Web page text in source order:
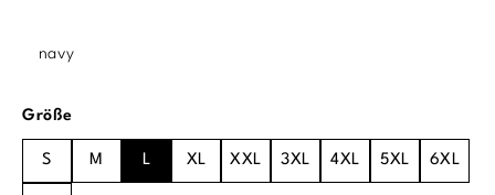
navy
Größeauswählen
S M L XL XXL 3XL 4XL 5XL 6XL